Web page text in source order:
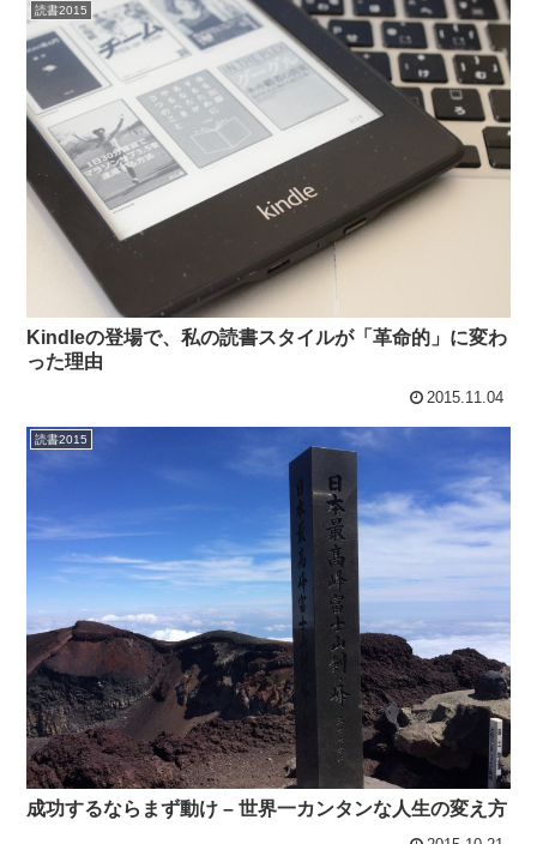
読書2015
Kindleの登場で、私の読書スタイルが「革命的」に変わ
った理由
2015.11.04
読書2015
成功するならまず動け – 世界一カンタンな人生の変え方